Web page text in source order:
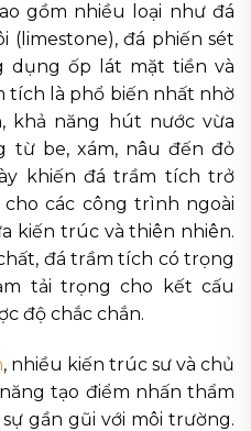
gồm nhiều loại như đá
(limestone), đá phiến sét
dụng ốp lát mặt tiền và
tích là phổ biến nhất nhờ
khả năng hút nước vừa
từ be, xám, nâu đến đỏ
khiến đá trầm tích trở
các công trình ngoài
kiến trúc và thiên nhiên.
đá trầm tích có trọng
tải trọng cho kết cấu
độ chắc chắn.
, nhiều kiến trúc sư và chủ
tạo điểm nhấn thẩm
gần gũi với môi trường.